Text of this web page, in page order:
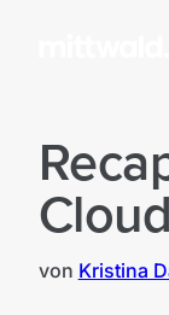
von Kristina